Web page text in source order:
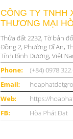
CÔNG TY TNHH
THƯƠNG MẠI
Thửa đất 2232, Tờ bản
Đồng 2, Phường Dĩ An,
Tỉnh Bình Dương, Việt
Phone:
(+84)
Email:
Web:
https://
FB:
Hòa Phát Đạt